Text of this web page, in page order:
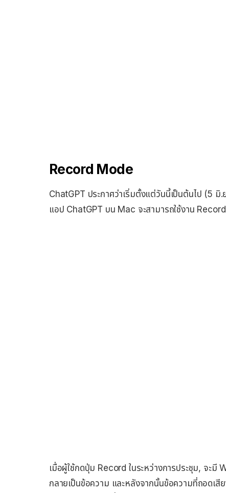
Record Mode
ChatGPT ประกาศว่าเริ่มตั้งแต่วันนี้เป็นต้นไป (5
แอป ChatGPT บน Mac จะสามารถใช้งาน
เมื่อผู้ใช้กดปุ่ม Record ในระหว่างการประชุม, จะ
กลายเป็นข้อความ และหลังจากนั้นข้อความที่ถอดเ